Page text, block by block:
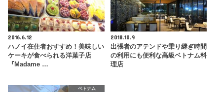
2016.6.12
ハノイ在住者おすすめ！美味しい
ケーキが食べられる洋菓子店
『Madame …
2018.10.9
出張者のアテンドや乗り継ぎ時間
の利用にも便利な高級ベトナム料
理店
ベトナム